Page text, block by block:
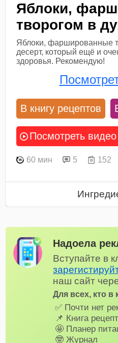
Яблоки,
творогом в
Яблоки, фаршированные
десерт, который ещё и
здоровья. Рекомендую!
В книгу рецептов
Посмотреть видео
60 мин 5 152
Надоела
Вступайте в
наш сайт
Для всех, кто в
✅ Почти нет
📌 Книга
🤩 Планер
🤓 Журнал